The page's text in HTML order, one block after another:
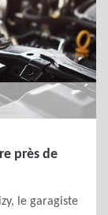
près de
le garagiste